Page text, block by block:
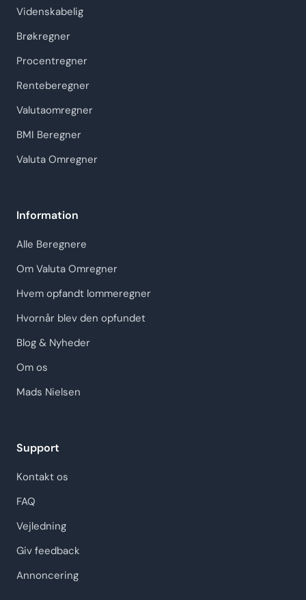
Videnskabelig
Brøkregner
Procentregner
Renteberegner
Valutaomregner
BMI Beregner
Valuta Omregner
Information
Alle Beregnere
Om Valuta Omregner
Hvem opfandt lommeregner
Hvornår blev den opfundet
Blog & Nyheder
Om os
Mads Nielsen
Support
Kontakt os
FAQ
Vejledning
Giv feedback
Annoncering